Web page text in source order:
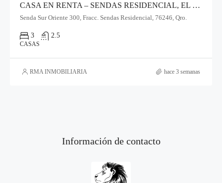
CASA EN RENTA – SENDAS RESIDENCIAL, EL MARQUÉS
Senda Sur Oriente 300, Fracc. Sendas Residencial, 76246, Qro.
3 2.5
CASAS
RMA INMOBILIARIA hace 3 semanas
Información de contacto